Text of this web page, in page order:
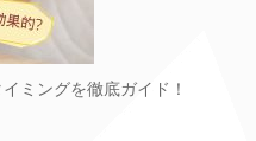
ミングを徹底ガイド！